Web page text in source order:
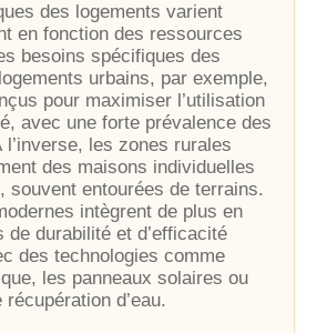
des logements varient
en fonction des ressources
besoins spécifiques des
urbains, par exemple,
pour maximiser l’utilisation
avec une forte prévalence des
l’inverse, les zones rurales
des maisons individuelles
souvent entourées de terrains.
intègrent de plus en
de durabilité et d’efficacité
des technologies comme
les panneaux solaires ou
d’eau.